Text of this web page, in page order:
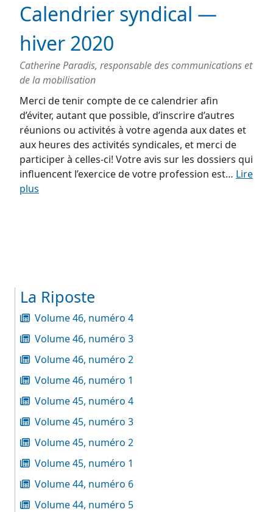
Calendrier syndical —
hiver 2020
Catherine Paradis, responsable des communications et
de la mobilisation
Merci de tenir compte de ce calendrier afin
d’éviter, autant que possible, d’inscrire d’autres
réunions ou activités à votre agenda aux dates et
aux heures des activités syndicales, et merci de
participer à celles-ci! Votre avis sur les dossiers qui
influencent l’exercice de votre profession est… Lire
plus
La Riposte
Volume 46, numéro 4
Volume 46, numéro 3
Volume 46, numéro 2
Volume 46, numéro 1
Volume 45, numéro 4
Volume 45, numéro 3
Volume 45, numéro 2
Volume 45, numéro 1
Volume 44, numéro 6
Volume 44, numéro 5